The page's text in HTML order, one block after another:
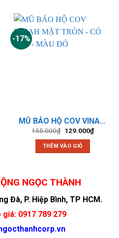
-17%
MŨ BẢO HỘ COV VINAH MẶT TRÒN – CÓ XỐP – MÀU ĐỎ
155.000₫ Giá
là:
155.000₫.
129.000₫Giá
hiện
THÊM VÀO GIỎ
HO NGOC THANH
NGỌC THÀNH
Đà, P. Hiệp Bình, TP HCM.
0917 789 279